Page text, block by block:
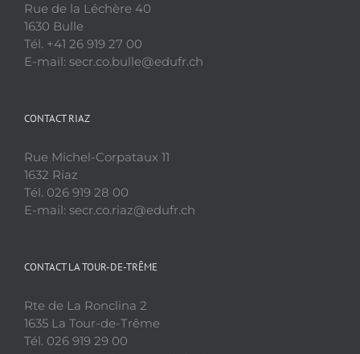
Rue de la Léchère 40
1630 Bulle
Tél. +41 26 919 27 00
E-mail: secr.co.bulle@edufr.ch
CONTACT RIAZ
Rue Michel-Corpataux 11
1632 Riaz
Tél. 026 919 28 00
E-mail: secr.co.riaz@edufr.ch
CONTACT LA TOUR-DE-TRÊME
Rte de La Ronclina 2
1635 La Tour-de-Trême
Tél. 026 919 29 00